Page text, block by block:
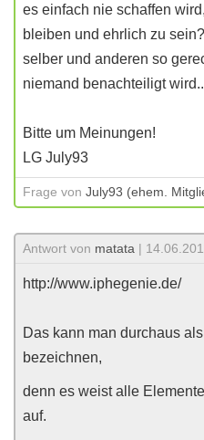
es einfach nie schaffen
bleiben und ehrlich zu
selber und anderen so
niemand benachteiligt
Bitte um Meinungen!
LG July93
Frage von July93 (ehem.
Antwort von matata |
http://www.iphegenie.de/
Das kann man durchaus
bezeichnen,
denn es weist alle
auf.